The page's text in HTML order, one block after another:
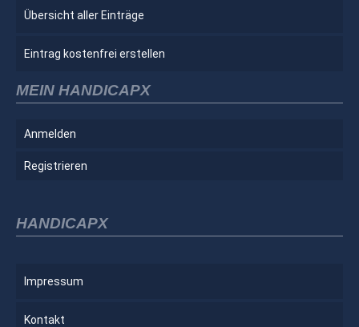
Übersicht aller Einträge
Eintrag kostenfrei erstellen
MEIN HANDICAPX
Anmelden
Registrieren
HANDICAPX
Impressum
Kontakt